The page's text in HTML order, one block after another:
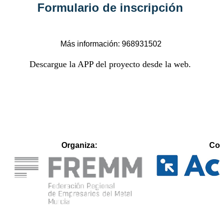
Formulario de inscripción
Más información: 968931502
Descargue la APP del proyecto desde la web.
Organiza: